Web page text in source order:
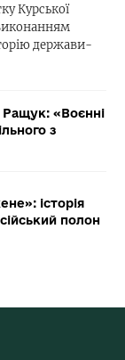
Курської
держави-
«Воєнні
з
історія
полон